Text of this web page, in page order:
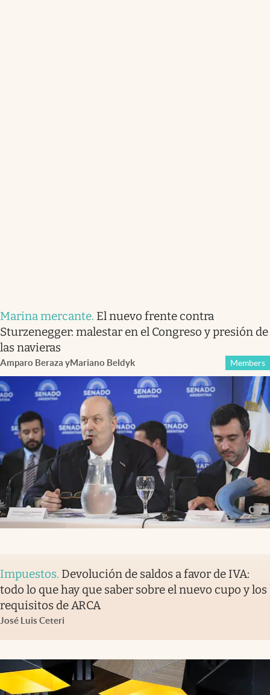
Marina mercante. El nuevo frente contra
Sturzenegger: malestar en el Congreso y presión de
las navieras
Amparo Beraza yMariano Beldyk Members
Impuestos. Devolución de saldos a favor de IVA:
todo lo que hay que saber sobre el nuevo cupo y los
requisitos de ARCA
José Luis Ceteri